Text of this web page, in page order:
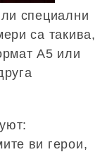
специални
са такива,
А5 или
ви герои,